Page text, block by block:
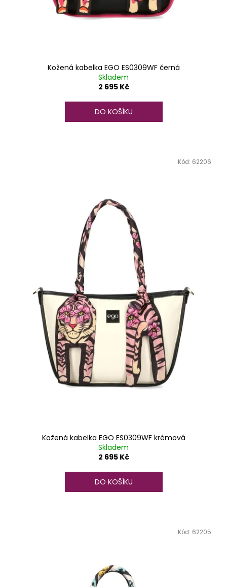
Kožená kabelka EGO ES0309WF černá
Skladem
2 695 Kč
DO KOŠÍKU
Kožená kabelka EGO ES0309WF krémová
Skladem
2 695 Kč
DO KOŠÍKU
Kód: 62206
Kód: 62205